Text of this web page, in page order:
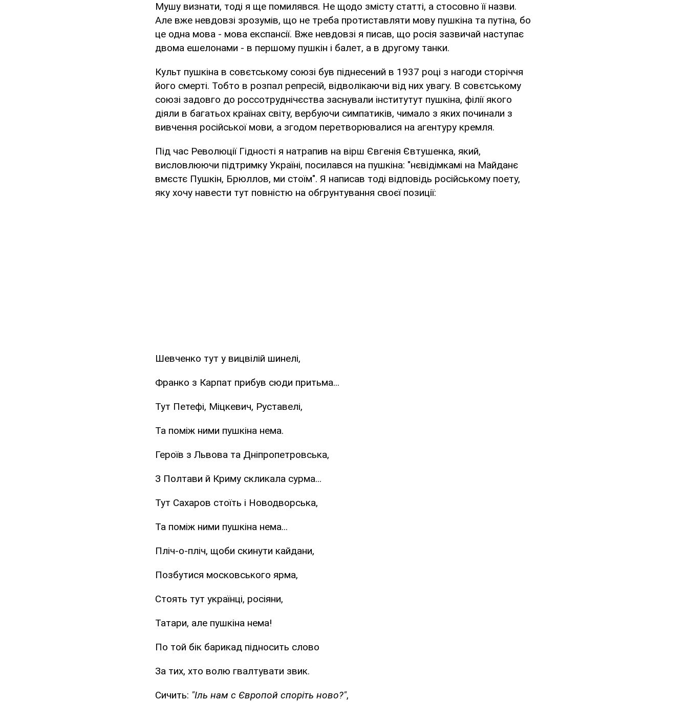
Мушу визнати, тоді я ще помилявся. Не щодо змісту статті, а стосовно її назви.
Але вже невдовзі зрозумів, що не треба протиставляти мову пушкіна та путіна, бо
це одна мова - мова експансії. Вже невдовзі я писав, що росія зазвичай наступає
двома ешелонами - в першому пушкін і балет, а в другому танки.
Культ пушкіна в совєтському союзі був піднесений в 1937 році з нагоди сторіччя
його смерті. Тобто в розпал репресій, відволікаючи від них увагу. В совєтському
союзі задовго до россотруднічєства заснували інститутут пушкіна, філії якого
діяли в багатьох країнах світу, вербуючи симпатиків, чимало з яких починали з
вивчення російської мови, а згодом перетворювалися на агентуру кремля.
Під час Революції Гідності я натрапив на вірш Євгенія Євтушенка, який,
висловлюючи підтримку Україні, посилався на пушкіна: "нєвідімкамі на Майданє
вмєстє Пушкін, Брюллов, ми стоїм". Я написав тоді відповідь російському поету,
яку хочу навести тут повністю на обгрунтування своєї позиції:
Шевченко тут у вицвілій шинелі,
Франко з Карпат прибув сюди притьма...
Тут Петефі, Міцкевич, Руставелі,
Та поміж ними пушкіна нема.
Героїв з Львова та Дніпропетровська,
З Полтави й Криму скликала сурма...
Тут Сахаров стоїть і Новодворська,
Та поміж ними пушкіна нема...
Пліч-о-пліч, щоби скинути кайдани,
Позбутися московського ярма,
Стоять тут українці, росіяни,
Татари, але пушкіна нема!
По той бік барикад підносить слово
За тих, хто волю гвалтувати звик.
Сичить: "Іль нам с Європой споріть ново?",